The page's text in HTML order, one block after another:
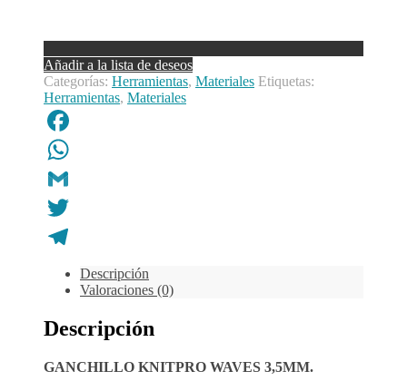
Añadir a la lista de deseos
Categorías: Herramientas, Materiales Etiquetas:
Herramientas, Materiales
Facebook
WhatsApp
Gmail
Twitter
Telegram
Descripción
Valoraciones (0)
Descripción
GANCHILLO KNITPRO WAVES 3,5MM.